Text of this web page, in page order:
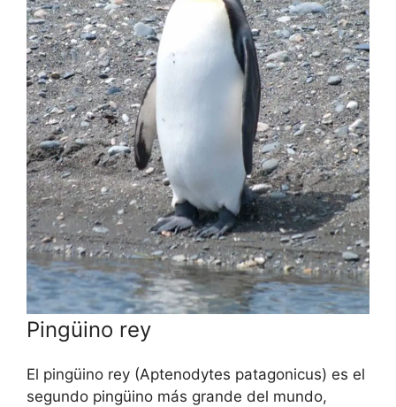
Pingüino rey
El pingüino rey (Aptenodytes patagonicus) es el
segundo pingüino más grande del mundo,